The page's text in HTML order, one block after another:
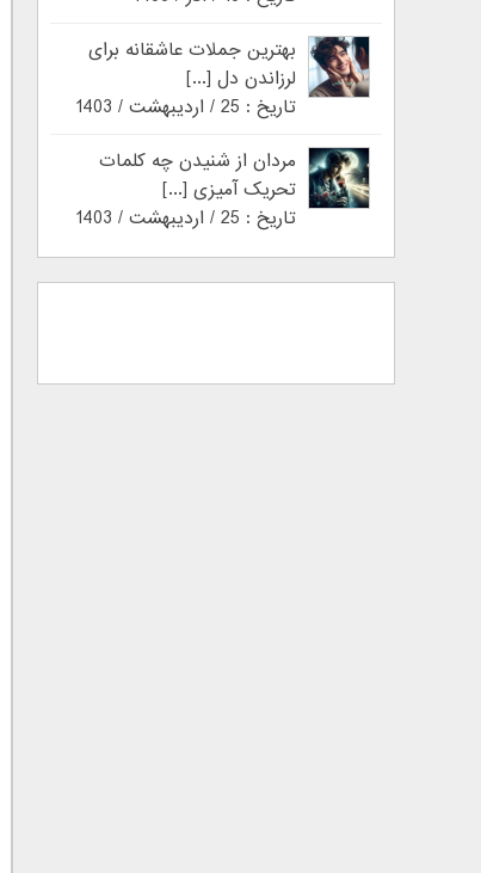
بهترین جملات عاشقانه برای
لرزاندن دل [...]
تاریخ : 25 / اردیبهشت / 1403
مردان از شنیدن چه کلمات
تحریک آمیزی [...]
تاریخ : 25 / اردیبهشت / 1403